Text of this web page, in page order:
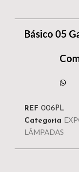
Básico 05
REF 006PL
Categoria
LÂMPADAS